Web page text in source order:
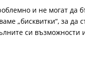
и не могат
„бисквитки“, за да
си възможности